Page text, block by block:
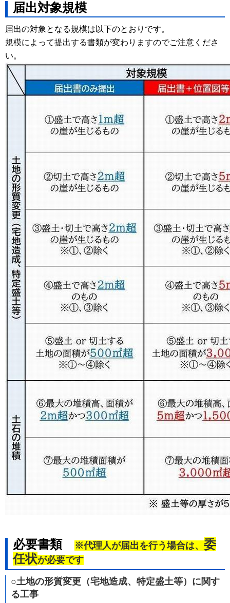
届出対象規模
届出の対象となる規模は以下のとおりです。
規模によって提出する書類が変わりますのでご注意くださ
い。
必要書類 ※代理人が届出を行う場合は、 委
任状が必要です
○土地の形質変更（宅地造成、特定盛土等）に関す
る工事